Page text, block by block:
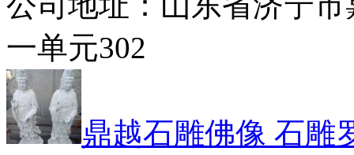
一单元302
鼎越石雕佛像 石雕